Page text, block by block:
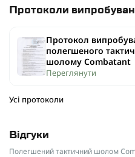
Кріплення:BOA+ (з
Особливості:рейки
Шолом SuperLITEweight
найекстремальніших
Оберіть справжній
Модель
Колір
Кріплення
Тип шолому
Протоколи
Протокол
полегшеного
шолому Combatant
Переглянути
Усі протоколи
Відгуки
Полегшений тактичний шолом